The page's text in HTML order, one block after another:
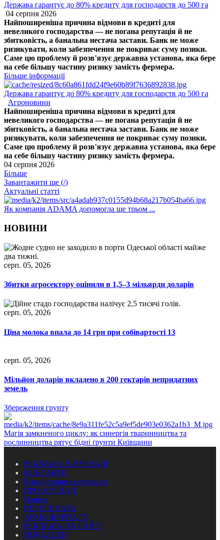
Держава гарантує до 80% кредиту для господарств до 500 га
04 серпня 2026
Найпоширеніша причина відмови в кредиті для
невеликого господарства — не погана репутація й не
збитковість, а банальна нестача застави. Банк не може
ризикувати, коли забезпечення не покриває суму позики.
Саме цю проблему й розв'язує державна установа, яка бере
на себе більшу частину ризику замість фермера.
Більше інформації
Держава гарантує до 80% кредиту для господарств до 500 га
Агроновини
Найпоширеніша причина відмови в кредиті для
невеликого господарства — не погана репутація й не
збитковість, а банальна нестача застави. Банк не може
ризикувати, коли забезпечення не покриває суму позики.
Саме цю проблему й розв'язує державна установа, яка бере
на себе більшу частину ризику замість фермера.
04 серпня 2026
Більше
Завантажити ще (/)
Актуальні статті
Як компанія ADAMA допомогла ще трьом ...
НОВИНИ
серп. 05, 2026
Збитки агросектору оцінили в 1,5–3 мільярди доларів
серп. 05, 2026
Ціна молока впала до 14 грн при собівартості 13
серп. 05, 2026
Мільйон доларів вкладено в 200 гектарів непридатних
земель
Збереження грунту
Магія замкненого циклу: як синергія тваринництва та
рослинництва рятує бідні ґрунти Київщини
РЕКЛАМА В ЖУРНАЛІ
КОНТАКТИ
Використання матеріалів
ПРО ЖУРНАЛ
Пошук
ПЕРЕДПЛАТА
АРХІВ ЖУРНАЛУ
РЕКЛАМА НА САЙТІ
ПОДКАСТИ